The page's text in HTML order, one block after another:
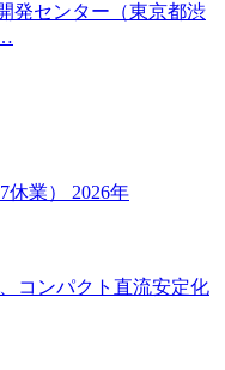
発センター（東京都渋
休業） 2026年
コンパクト直流安定化